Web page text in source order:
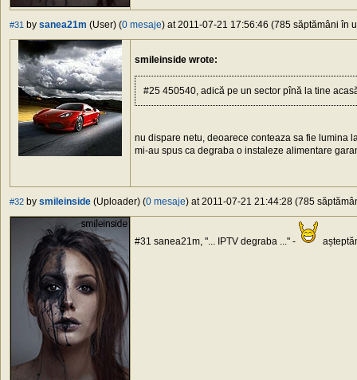
#31 by sanea21m (User) (0 mesaje) at 2011-07-21 17:56:46 (785 săptămâni în
smileinside wrote:
#25 450540, adică pe un sector pînă la tine
nu dispare netu, deoarece conteaza sa fie lumina
mi-au spus ca degraba o instaleze alimentare
#32 by smileinside (Uploader) (0 mesaje) at 2011-07-21 21:44:28 (785
#31 sanea21m, "... IPTV degraba ..." -